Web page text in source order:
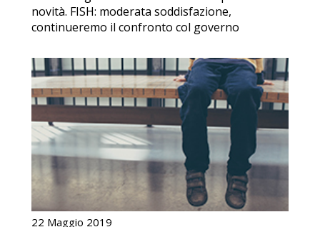
novità. FISH: moderata soddisfazione,
continueremo il confronto col governo
22 Maggio 2019